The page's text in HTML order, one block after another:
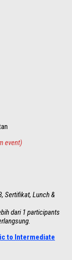
event)
Sertifikat, Lunch &
dari 1 participants
to Intermediate